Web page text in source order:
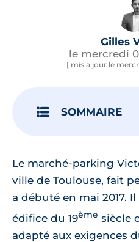
Gilles
le mercredi
[ mis à jour le
SOMMAIRE
Le marché-parking
ville de Toulouse, fait
a débuté en mai 2017.
édifice du 19ème siècle
adapté aux exigences